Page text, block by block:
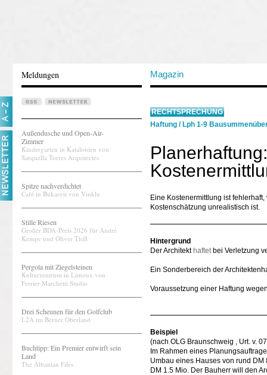
Meldungen Magazin
Außendusche und Open-Air-
Zimmer
Kindergarten in Katalonien von
Sarquella Torres Arquitectes
Spitze nachverdichtet
Café in Bukarest von Vinklu
Stille Riesen
Großer BDA-Preis 2026 für André
Kempe und Oliver Thill
Pergola mit Ziegelsteinen
Kulturzentrum in Limoux von
Ferrier Marchetti Studio
Drei Scheunen für den Golfclub
L2A im Berner Oberland
Buchtipp: Ein Premier entwirft sein
Land
The Albanian Files
RECHTSPRECHUNG
Haftung / Lph 1-9
Eine Kostenermittlung ist
Kostenschätzung unrealistisch ist.
Hintergrund
Der Architekt haftetbei Verletzung
Ein Sonderbereich der
Voraussetzung einer Haftung
Beispiel
(nach OLG Braunschweig , Urt. v.
Im Rahmen eines
Umbau eines Hauses von rund
DM 1.5 Mio. Der Bauherr will den